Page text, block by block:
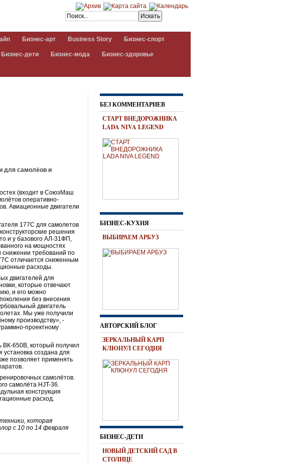
Бизнес-арт Business Story Бизнес-спорт
Бизнес-дети Бизнес-мода Бизнес-здоровье
для самолёов и
(входит в СоюзМаш
оперативно-
Авиационные двигатели
177С для самолетов
решения
и у базового АЛ-31ФП,
на мощностях
снижении требований по
отличается сниженным
расходы.
двигателей для
которые отвечают
и его можно
без внесения
двигатель
Мы уже получили
производству», -
проектному
ВК-650В, который получил
установка создана для
позволяет применять
самолётов.
самолёта HJT-36.
конструкция
расход.
которая
с 10 по 14 февраля
БЕЗ КОММЕНТАРИЕВ
СТАРТ ВНЕДОРОЖНИКА
LADA NIVA LEGEND
БИЗНЕС-КУХНЯ
ВЫБИРАЕМ АРБУЗ
АВТОРСКИЙ БЛОГ
ЗЕРКАЛЬНЫЙ КАРП
КЛЮНУЛ СЕГОДНЯ
БИЗНЕС-ДЕТИ
НОВЫЙ ДЕТСКИЙ САД В
СТОЛИЦЕ